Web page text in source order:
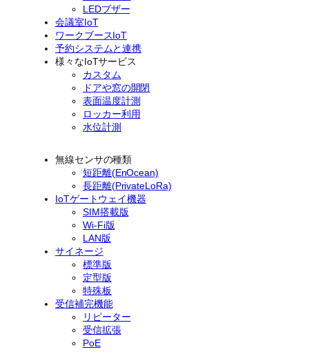
LEDブザー
会議室IoT
ワークブースIoT
予約システムと連携
様々なIoTサービス
カスタム
ドアや窓の開閉
表面温度計測
ロッカー利用
水位計測
無線センサの種類
短距離(EnOcean)
長距離(PrivateLoRa)
IoTゲートウェイ機器
SIM搭載版
Wi-Fi版
LAN版
サイネージ
標準版
定型版
特殊板
受信補完機能
リピーター
受信拡張
PoE